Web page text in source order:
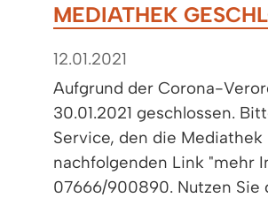
MEDIATHEK
12.01.2021
Aufgrund der Corona-
30.01.2021 geschlossen.
Service, den die
nachfolgenden Link "mehr
07666/900890. Nutzen Sie